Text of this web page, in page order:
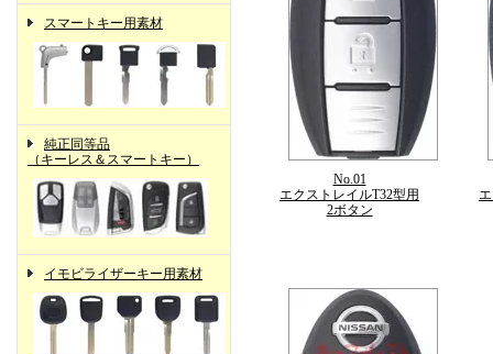
スマートキー用素材
純正同等品
（キーレス＆スマートキー）
イモビライザーキー用素材
No.01
エクストレイルT32型用
2ボタン